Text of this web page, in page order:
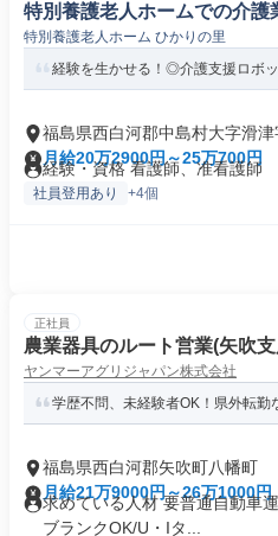
特別養護老人ホームでの介護
特別養護老人ホーム ひかりの里
経験を生かせる！◎介護支援ロボ
福島県西白河郡中島村大字滑津
月給20万2900円～25万700円
経験・資格 看護師、准看護師
社員登用あり +4個
正社員
農業器具のルート営業(矢吹
ヤンマーアグリジャパン株式会社
学歴不問、未経験者OK！県外転勤
福島県西白河郡矢吹町八幡町
月給21万9000円～26万1000円
求めている人材 要普通自動車
ブランクOK/U・Iタ...